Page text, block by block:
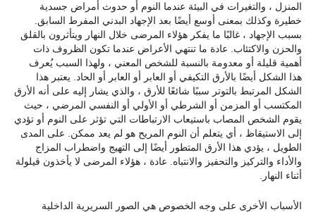
المنزل ، والتغيرات في البيئة عندما النوم أو حدوث أمراض جسدية
خطيرة وكذلك بمعنى أوسع أيضًا بعد الإجهاد البدني المفرط السابق.
بسبب الإجهاد ، غالبًا ما يفكر هؤلاء المرضى خلال النهار ويتأثرون بالقلق
والحزن والاكتئاب. عادة ما تنتهي الأعراض عندما تكون الظروف ذات
أهمية قليلة أو معدومة بالنسبة للشخص المعني ، ولهذا السبب يُعرف
هذا الشكل أيضًا بالأرق التكيفي أو العابر أو العابر أو الحاد. يعتبر هذا
الشكل المرتبط بالتوتر سببًا شائعًا للأرق ، والذي يشار إليه على أنه الأرق
المكتسب أو المزمن أو الشرطي أو الأولي أو النفسي المرضي ، حيث
يقوم الشخص المصاب باستيعاب الارتباطات التي تؤثر على النوم أو تؤدي
إلى الاستيقاظ ، أي يتعلم أن النوم المريح هو لم يعد ممكن. على المدى
الطويل ، يؤدي هذا الأرق المتطور أيضًا إلى التهيج واضطراب المزاج
والأداء والتركيز والتحفيز والانتباه. عادة ، هؤلاء المرضى لا يأخذون قيلولة
أثناء النهار.
الأسباب الأخرى على وجه الخصوص هي الصور السريرية الداخلية